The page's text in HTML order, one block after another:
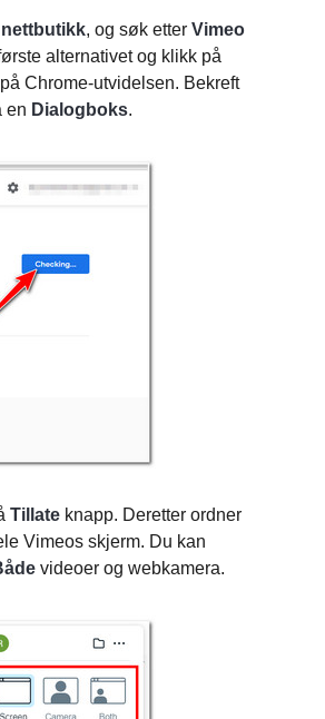
, og søk etter Vimeo
alternativet og klikk på
Chrome-utvidelsen. Bekreft
en Dialogboks.
Tillate knapp. Deretter ordner
Vimeos skjerm. Du kan
videoer og webkamera.